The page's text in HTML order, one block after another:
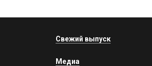
Свежий выпуск
Медиа